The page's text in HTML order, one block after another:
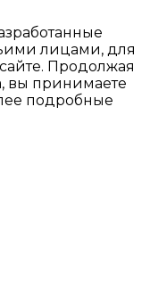
лицами, для
Продолжая
вы принимаете
подробные